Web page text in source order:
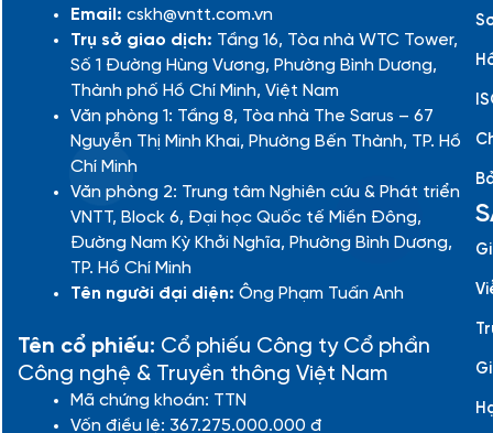
Email: cskh@vntt.com.vn
Trụ sở giao dịch: Tầng 16, Tòa nhà WTC Tower,
Số 1 Đường Hùng Vương, Phường Bình Dương,
Thành phố Hồ Chí Minh, Việt Nam
Văn phòng 1: Tầng 8, Tòa nhà The Sarus – 67
Nguyễn Thị Minh Khai, Phường Bến Thành, TP. Hồ
Chí Minh
Văn phòng 2: Trung tâm Nghiên cứu & Phát triển
VNTT, Block 6, Đại học Quốc tế Miền Đông,
Đường Nam Kỳ Khởi Nghĩa, Phường Bình Dương,
TP. Hồ Chí Minh
Tên người đại diện: Ông Phạm Tuấn Anh
Tên cổ phiếu: Cổ phiếu Công ty Cổ phần
Công nghệ & Truyền thông Việt Nam
Mã chứng khoán: TTN
Vốn điều lệ: 367.275.000.000 đ